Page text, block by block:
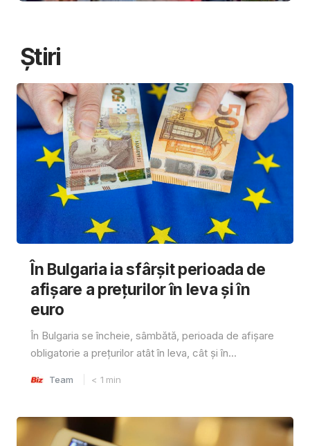
Știri
În Bulgaria ia sfârşit perioada de
afișare a prețurilor în ​​leva și în
euro
În Bulgaria se încheie, sâmbătă, perioada de afișare
obligatorie a prețurilor atât în ​​leva, cât și în...
Team < 1 min